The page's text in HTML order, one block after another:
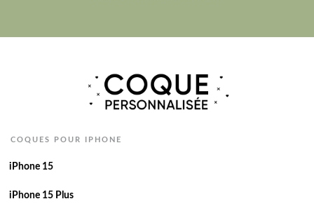
COQUES POUR IPHONE
iPhone 15
iPhone 15 Plus